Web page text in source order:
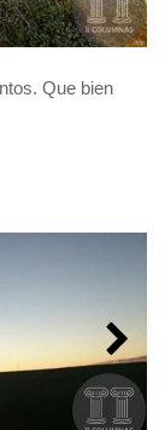
Que bien